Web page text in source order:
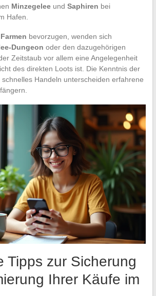
Minzegeleeund Saphiren bei
Hafen.
Farmen bevorzugen, wenden sich
Dungeon oder den dazugehörigen
Zeitstaub vor allem eine Angelegenheit
des direkten Loots ist. Die Kenntnis der
Handeln unterscheiden erfahrene
Tipps zur Sicherung
Ihrer Käufe im